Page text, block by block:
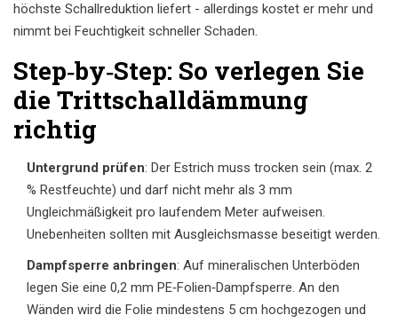
höchste Schall­reduktion liefert - allerdings kostet er mehr und
nimmt bei Feuchtigkeit schneller Schaden.
Step‑by‑Step: So verlegen Sie
die Trittschalldämmung
richtig
Untergrund prüfen: Der Estrich muss trocken sein (max. 2
% Restfeuchte) und darf nicht mehr als 3 mm
Ungleichmäßigkeit pro laufendem Meter aufweisen.
Unebenheiten sollten mit Ausgleichsmasse beseitigt werden.
Dampfsperre anbringen: Auf mineralischen Unterböden
legen Sie eine 0,2 mm PE‑Folien‑Dampfsperre. An den
Wänden wird die Folie mindestens 5 cm hochgezogen und